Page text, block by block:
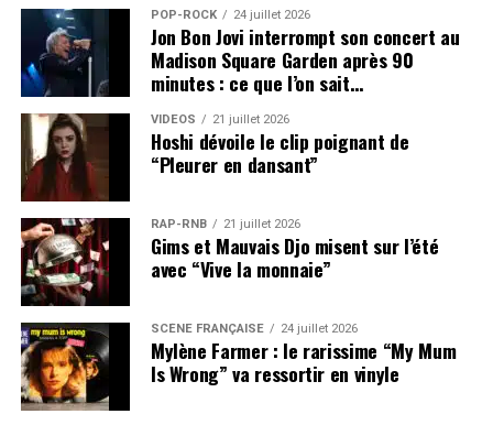
POP-ROCK 24 juillet 2026
Jon Bon Jovi interrompt son concert au
Madison Square Garden après 90
minutes : ce que l’on sait…
VIDEOS 21 juillet 2026
Hoshi dévoile le clip poignant de
“Pleurer en dansant”
RAP-RNB 21 juillet 2026
Gims et Mauvais Djo misent sur l’été
avec “Vive la monnaie”
SCÈNE FRANÇAISE 24 juillet 2026
Mylène Farmer : le rarissime “My Mum
Is Wrong” va ressortir en vinyle